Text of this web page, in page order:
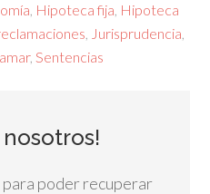
Hipoteca fija Hipoteca
Jurisprudencia
,Sentencias
nosotros!
para poder recuperar